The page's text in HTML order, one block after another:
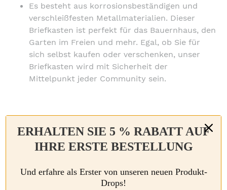
Es besteht aus korrosionsbeständigen und
verschleißfesten Metallmaterialien. Dieser
Briefkasten ist perfekt für das Bauernhaus, den
Garten im Freien und mehr. Egal, ob Sie für
sich selbst kaufen oder verschenken, unser
Briefkasten wird mit Sicherheit der
Mittelpunkt jeder Community sein.
SPEZIFIKATIONEN
Artikeltyp:Tier
Größenangaben:35 cm * 20 cm * 10 cm
ERHALTEN SIE 5 % RABATT AUF
IHRE ERSTE BESTELLUNG
Und erfahre als Erster von unseren neuen Produkt-
Drops!